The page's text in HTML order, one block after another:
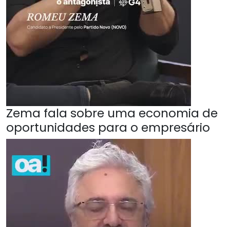
Zema fala sobre uma economia de
oportunidades para o empresário